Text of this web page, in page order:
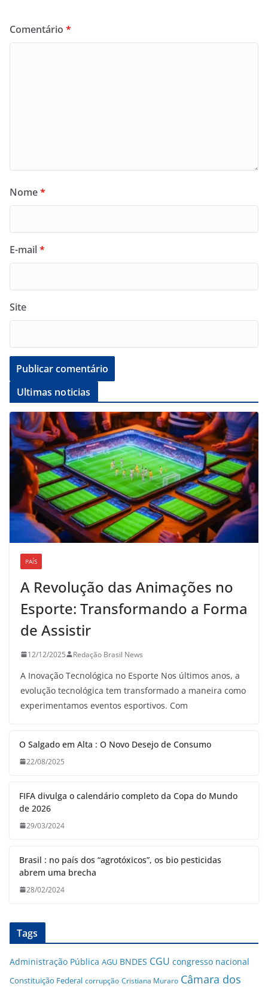
Comentário *
Nome*
E-mail*
Site
Ultimas noticias
PAÍS
A Revolução das Animações no
Esporte: Transformando a Forma
de Assistir
12/12/2025 Redação Brasil News
A Inovação Tecnológica no Esporte Nos últimos anos, a
evolução tecnológica tem transformado a maneira como
experimentamos eventos esportivos. Com
O Salgado em Alta : O Novo Desejo de Consumo
22/08/2025
FIFA divulga o calendário completo da Copa do Mundo
de 2026
29/03/2024
Brasil : no país dos “agrotóxicos”, os bio pesticidas
abrem uma brecha
28/02/2024
Tags
Administração Pública AGU BNDES CGU congresso nacional
Constituição Federal corrupção Cristiana Muraro Câmara dos